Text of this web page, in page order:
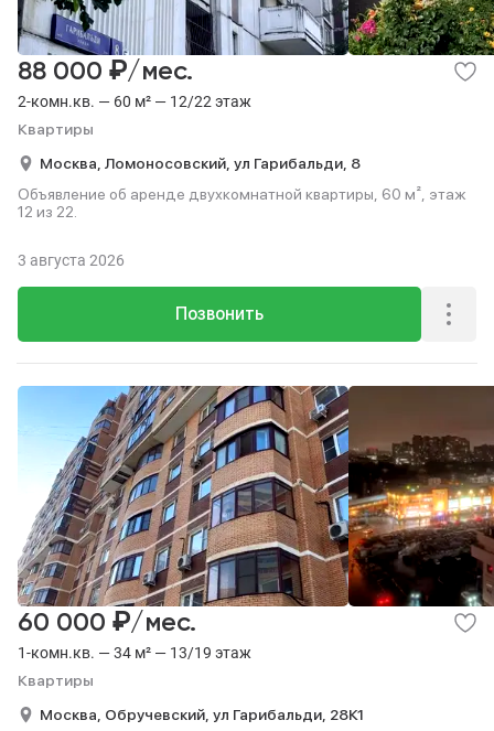
2-комн.кв. — 60 м² — 12/22 этаж
Квартиры
88 000 ₽/мес.
Москва, Ломоносовский, ул Гарибальди, 8
Объявление об аренде двухкомнатной квартиры, 60 м², этаж
12 из 22.
Позвонить
3 августа 2026
1-комн.кв. — 34 м² — 13/19 этаж
Квартиры
60 000 ₽/мес.
Москва, Обручевский, ул Гарибальди, 28К1